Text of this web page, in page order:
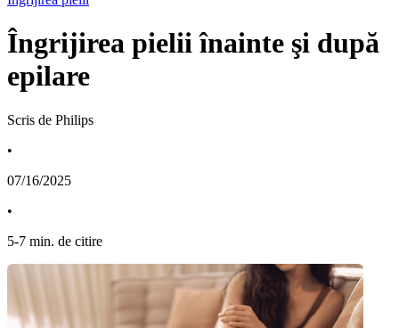
Îngrijirea pielii înainte şi după
epilare
Scris de Philips
•
07/16/2025
•
5-7 min. de citire